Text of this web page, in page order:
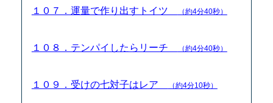
１０７．運量で作り出すトイツ （約4分40秒）
１０８．テンパイしたらリーチ （約4分40秒）
１０９．受けの七対子はレア （約4分10秒）